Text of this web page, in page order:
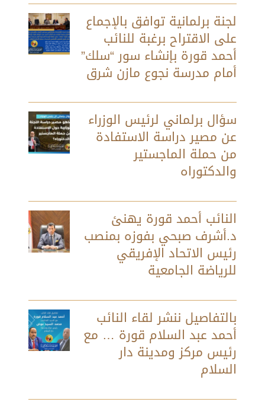
لجنة برلمانية توافق بالإجماع
على الاقتراح برغبة للنائب
أحمد قورة بإنشاء سور “سلك”
أمام مدرسة نجوع مازن شرق
سؤال برلماني لرئيس الوزراء
عن مصير دراسة الاستفادة
من حملة الماجستير
والدكتوراه
النائب أحمد قورة يهنئ
د.أشرف صبحي بفوزه بمنصب
رئيس الاتحاد الإفريقي
للرياضة الجامعية
بالتفاصيل ننشر لقاء النائب
أحمد عبد السلام قورة … مع
رئيس مركز ومدينة دار
السلام